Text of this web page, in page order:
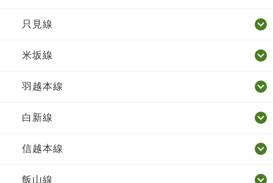
只見線
米坂線
羽越本線
白新線
信越本線
飯山線